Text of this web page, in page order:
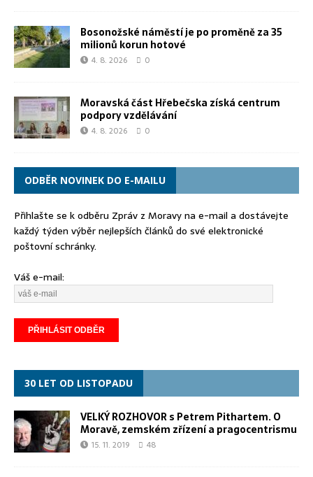
Bosonožské náměstí je po proměně za 35
milionů korun hotové
4. 8. 2026 0
Moravská část Hřebečska získá centrum
podpory vzdělávání
4. 8. 2026 0
ODBĚR NOVINEK DO E-MAILU
Přihlašte se k odběru Zpráv z Moravy na e-mail a dostávejte
každý týden výběr nejlepších článků do své elektronické
poštovní schránky.
Váš e-mail:
30 LET OD LISTOPADU
VELKÝ ROZHOVOR s Petrem Pithartem. O
Moravě, zemském zřízení a pragocentrismu
15. 11. 2019 48